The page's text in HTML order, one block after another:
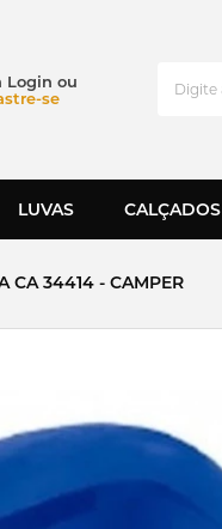
Login ou
se
LUVAS CALÇADOS
CA 34414 - CAMPER